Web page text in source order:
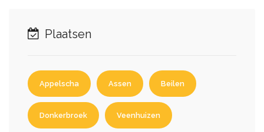
Plaatsen
Appelscha Assen Beilen
Donkerbroek Veenhuizen